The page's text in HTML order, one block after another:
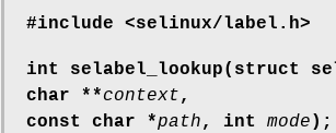
#include <selinux/label.h>
int selabel_lookup(struct
char **context,
const char *path, int mode );